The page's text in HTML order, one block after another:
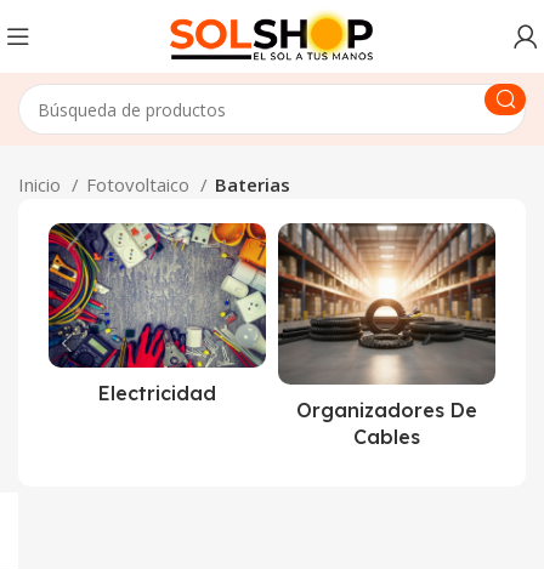
Inicio Fotovoltaico Baterias
Electricidad
Organizadores De
Cables